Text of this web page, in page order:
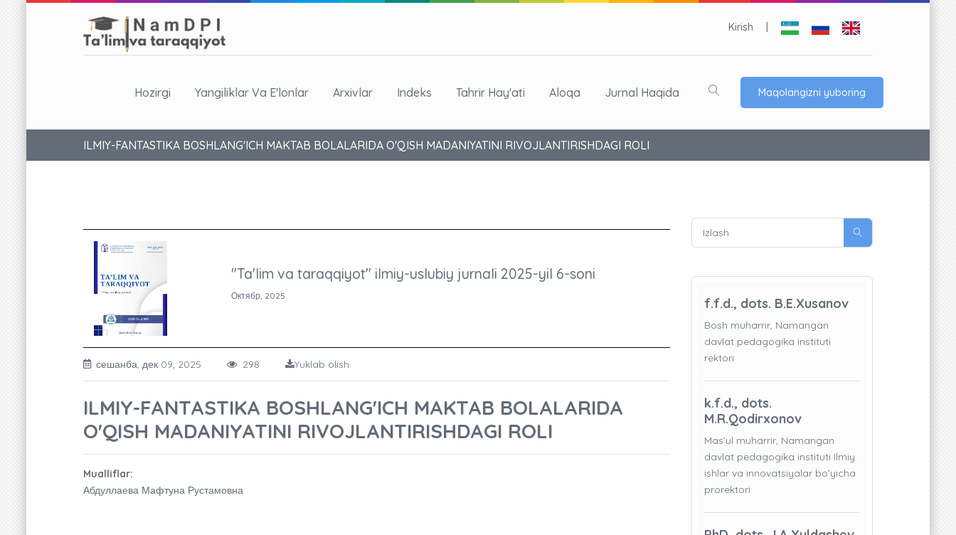
Kirish
Hozirgi Yangiliklar Va E'lonlar Arxivlar Indeks Tahrir Hay'ati Aloqa Jurnal Haqida Maqolangizni yuboring
ILMIY-FANTASTIKA BOSHLANG'ICH MAKTAB BOLALARIDA O'QISH MADANIYATINI RIVOJLANTIRISHDAGI ROLI
"Ta'lim va taraqqiyot" ilmiy-uslubiy jurnali 2025-yil 6-soni
Октябр, 2025
сешанба, дек 09, 2025 298 Yuklab olish
ILMIY-FANTASTIKA BOSHLANG'ICH MAKTAB BOLALARIDA
O'QISH MADANIYATINI RIVOJLANTIRISHDAGI ROLI
Mualliflar:
Абдуллаева Мафтуна Рустамовна
f.f.d., dots. B.E.Xusanov
Bosh muharrir, Namangan
davlat pedagogika instituti
rektori
k.f.d., dots.
M.R.Qodirxonov
Mas’ul muharrir, Namangan
davlat pedagogika instituti Ilmiy
ishlar va innovatsiyalar bo’yicha
prorektori